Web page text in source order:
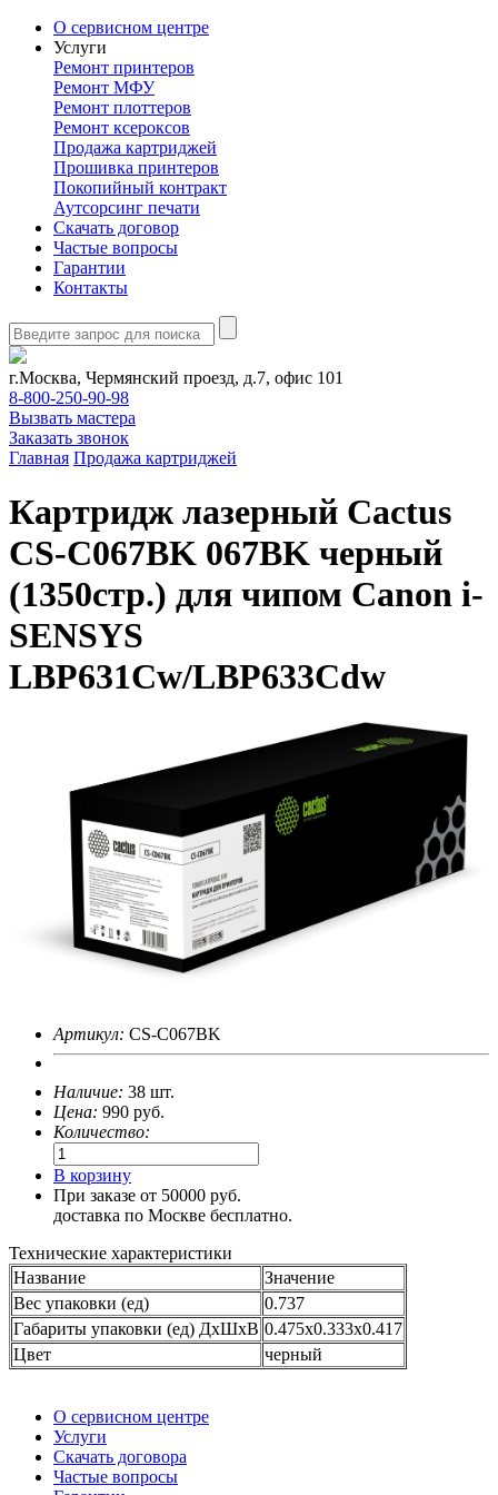
О сервисном центре
Услуги
Ремонт принтеров
Ремонт МФУ
Ремонт плоттеров
Ремонт ксероксов
Продажа картриджей
Прошивка принтеров
Покопийный контракт
Аутсорсинг печати
Скачать договор
Частые вопросы
Гарантии
Контакты
г.Москва, Чермянский проезд, д.7, офис 101
8-800-250-90-98
Вызвать мастера
Заказать звонок
Главная Продажа картриджей
Картридж лазерный Cactus
CS-C067BK 067BK черный
(1350стр.) для чипом Canon i-
SENSYS
LBP631Cw/LBP633Cdw
Артикул: CS-C067BK
Наличие: 38 шт.
Цена: 990 руб.
Количество:
В корзину
При заказе от 50000 руб.
доставка по Москве бесплатно.
Технические характеристики
Название
Значение
Вес упаковки (ед)
0.737
Габариты упаковки (ед) ДхШхВ 0.475x0.333x0.417
Цвет
черный
О сервисном центре
Услуги
Скачать договора
Частые вопросы